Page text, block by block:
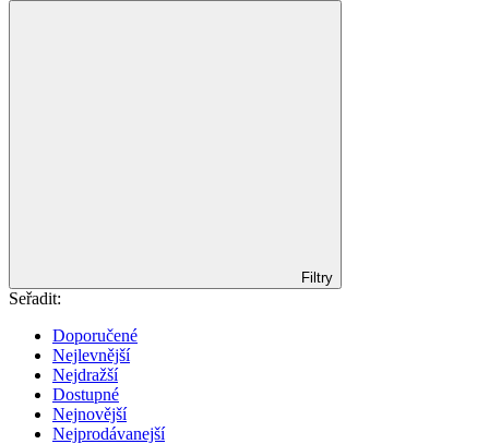
Filtry
Seřadit:
Doporučené
Nejlevnější
Nejdražší
Dostupné
Nejnovější
Nejprodávanejší